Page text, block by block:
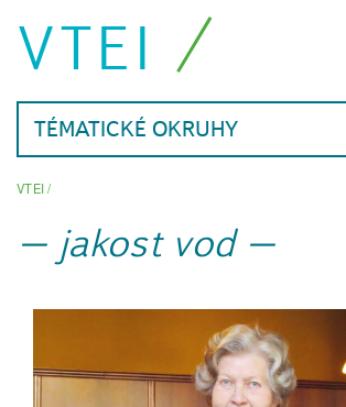
VTEI
TÉMATICKÉ OKRUHY
VTEI/
jakost vod